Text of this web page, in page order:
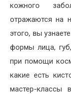
кожного
отражаются на
этого, вы
формы лица,
при помощи
какие есть
мастер-классы